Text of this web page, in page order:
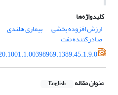
کلیدواژه‌ها
ارزش افزوده بخشی
بیماری هلندی
صادرکننده نفت
عنوان مقاله English